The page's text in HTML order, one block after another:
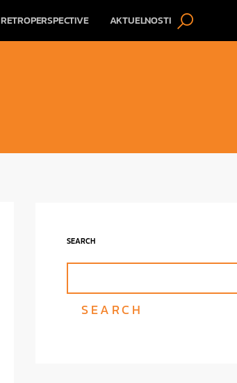
RETROPERSPECTIVE AKTUELNOSTI
SEARCH
SEARCH